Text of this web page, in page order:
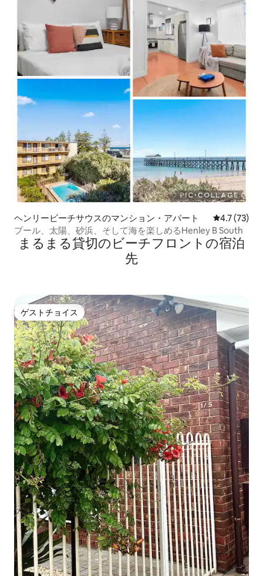
ヘンリービーチサウスのマンション・アパート レビュー73
4.7 (73)
プール、太陽、砂浜、そして海を楽しめるHenley B South
まるまる貸切のビーチフロントの宿泊
先
ゲストチョイス
ゲストチョイス